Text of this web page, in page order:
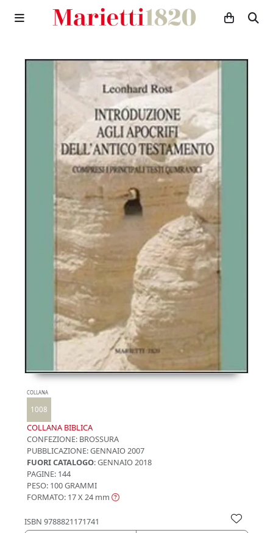
COLLANA
1008
COLLANA BIBLICA
CONFEZIONE: BROSSURA
PUBBLICAZIONE:GENNAIO 2007
FUORI CATALOGO: GENNAIO 2018
PAGINE: 144
PESO: 100 GRAMMI
FORMATO: 17 X 24 mm
ISBN 9788821171741